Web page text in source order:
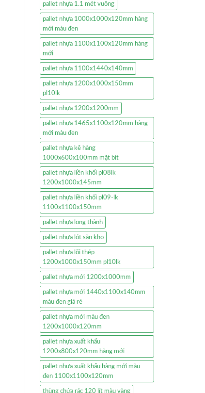
pallet nhựa 1.1 mét vuông
pallet nhựa 1000x1000x120mm hàng
mới màu đen
pallet nhựa 1100x1100x120mm hàng
mới
pallet nhựa 1100x1440x140mm
pallet nhựa 1200x1000x150mm
pl10lk
pallet nhựa 1200x1200mm
pallet nhựa 1465x1100x120mm hàng
mới màu đen
pallet nhựa kê hàng
1000x600x100mm mặt bít
pallet nhựa liền khối pl08lk
1200x1000x145mm
pallet nhựa liền khối pl09-lk
1100x1100x150mm
pallet nhựa long thành
pallet nhựa lót sàn kho
pallet nhựa lõi thép
1200x1000x150mm pl10lk
pallet nhựa mới 1200x1000mm
pallet nhựa mới 1440x1100x140mm
màu đen giá rẻ
pallet nhựa mới màu đen
1200x1000x120mm
pallet nhựa xuất khẩu
1200x800x120mm hàng mới
pallet nhựa xuất khẩu hàng mới màu
đen 1100x1100x120mm
thùng chứa rác 120 lít màu vàng